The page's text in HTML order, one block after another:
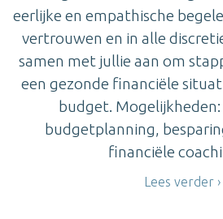
eerlijke en empathische
vertrouwen en in alle
samen met jullie aan om
een gezonde financiële
budget.
budgetplanning,
financiële
Lees verder